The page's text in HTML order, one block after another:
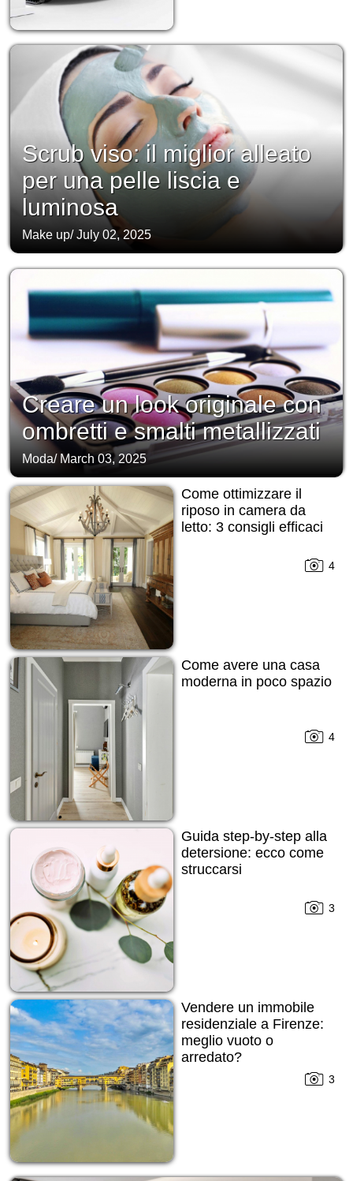
Scrub viso: il miglior alleato
per una pelle liscia e
luminosa
Make up/July 02, 2025
Creare un look originale con
ombretti e smalti metallizzati
Moda/ March 03, 2025
Come ottimizzare il
riposo in camera da
letto: 3 consigli efficaci
4
Come avere una casa
moderna in poco spazio
4
Guida step-by-step alla
detersione: ecco come
struccarsi
3
Vendere un immobile
residenziale a Firenze:
meglio vuoto o
arredato?
3